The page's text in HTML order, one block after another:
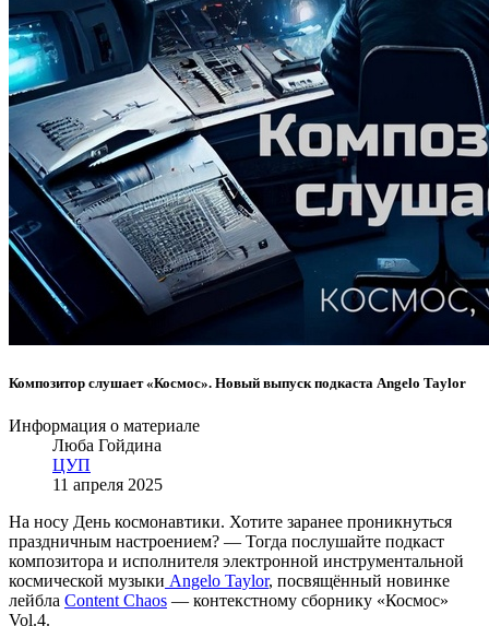
Композитор слушает «Космос». Новый выпуск подкаста Angelo Taylor
Информация о материале
Люба Гойдина
ЦУП
11 апреля 2025
На носу День космонавтики. Хотите заранее проникнуться
праздничным настроением? — Тогда послушайте подкаст
композитора и исполнителя электронной инструментальной
космической музыки Angelo Taylor, посвящённый новинке
лейбла Content Chaos — контекстному сборнику «Космос»
Vol.4.